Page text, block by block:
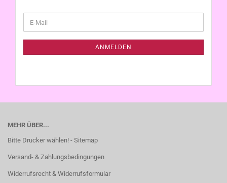
ZUR
E-
Mail
ANMELDEN
MEHR ÜBER...
Bitte Drucker wählen! - Sitemap
Versand- & Zahlungsbedingungen
Widerrufsrecht & Widerrufsformular